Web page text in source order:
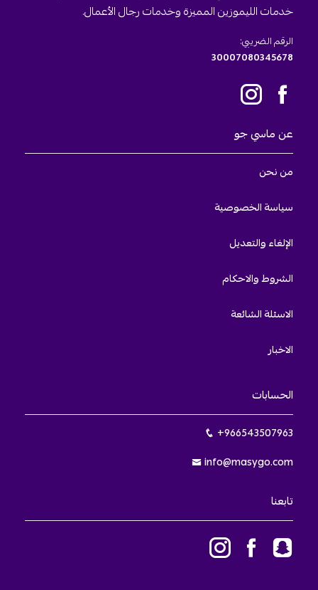
خدمات الليموزين المميزة وخدمات رجال الأعمال.
الرقم الضريبي:
30007080345678
عن ماسي جو
من نحن
سياسة الخصوصية
الإلغاء والتعديل
الشروط والاحكام
الاسئلة الشائعة
الاخبار
الحسابات
+966543507963
info@masygo.com
تابعنا